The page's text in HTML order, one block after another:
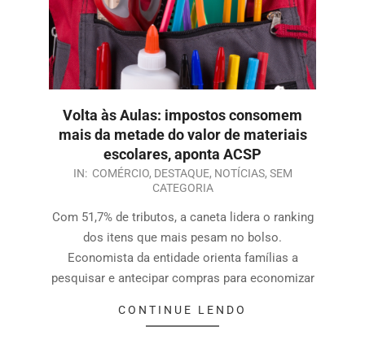
Volta às Aulas: impostos consomem
mais da metade do valor de materiais
escolares, aponta ACSP
IN: COMÉRCIO, DESTAQUE, NOTÍCIAS, SEM
CATEGORIA
Com 51,7% de tributos, a caneta lidera o ranking
dos itens que mais pesam no bolso.
Economista da entidade orienta famílias a
pesquisar e antecipar compras para economizar
CONTINUE LENDO